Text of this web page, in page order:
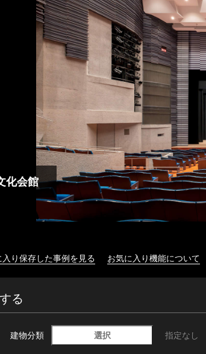
化会館
り保存した事例を見る お気に入り機能について
る
建物分類 選択 指定なし